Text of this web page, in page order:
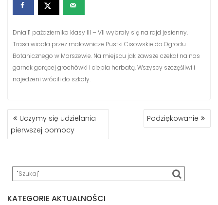
Dnia 11 października klasy III – VII wybrały się na rajd jesienny.
Trasa wiodła przez malownicze Pustki Cisowskie do Ogrodu
Botanicznego w Marszewie. Na miejscu jak zawsze czekał na nas
garnek gorącej grochówki i ciepła herbatą. Wszyscy szczęśliwi i
najedzeni wrócili do szkoły.
NAWIGACJA
WPISU
Uczymy się udzielania
pierwszej pomocy
Podziękowanie
KATEGORIE AKTUALNOŚCI